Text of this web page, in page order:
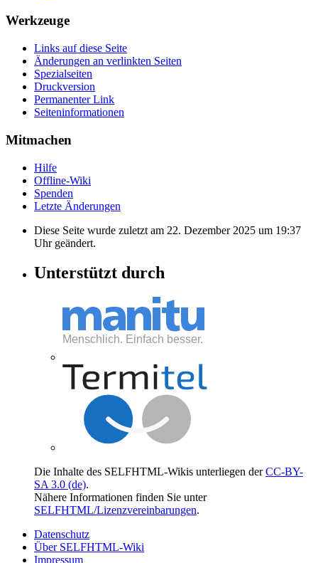
Werkzeuge
Links auf diese Seite
Änderungen an verlinkten Seiten
Spezialseiten
Druckversion
Permanenter Link
Seiten­informationen
Mitmachen
Hilfe
Offline-Wiki
Spenden
Letzte Änderungen
Diese Seite wurde zuletzt am 22. Dezember 2025 um 19:37
Uhr geändert.
Unterstützt durch
Die Inhalte des SELFHTML-Wikis unterliegen derCC-BY-
SA 3.0 (de).
Nähere Informationen finden Sie unter
SELFHTML/Lizenzvereinbarungen.
Datenschutz
Über SELFHTML-Wiki
Impressum